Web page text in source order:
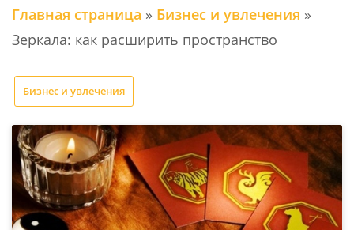
Главная страница » Бизнес и увлечения »
Зеркала: как расширить пространство
Бизнес и увлечения